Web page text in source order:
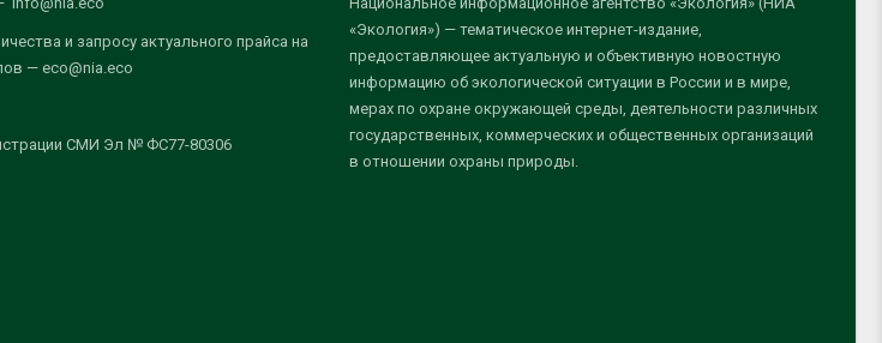
и запросу актуального прайса на
— eco@nia.eco
СМИ Эл № ФС77-80306
«Экология») — тематическое интернет-издание,
предоставляющее актуальную и объективную новостную
информацию об экологической ситуации в России и в мире,
мерах по охране окружающей среды, деятельности различных
государственных, коммерческих и общественных организаций
в отношении охраны природы.